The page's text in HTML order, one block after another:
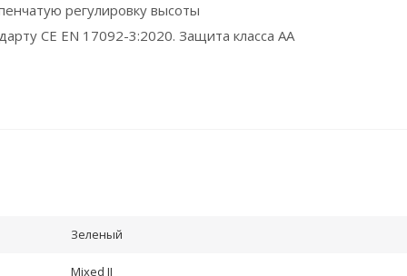
регулировку высоты
CE EN 17092-3:2020. Защита класса AA
Зеленый
Mixed II